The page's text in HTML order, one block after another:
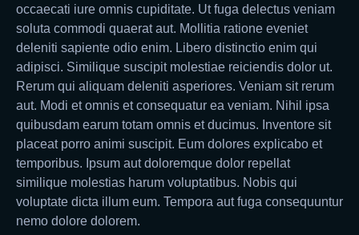
occaecati iure omnis cupiditate. Ut fuga delectus veniam
soluta commodi quaerat aut. Mollitia ratione eveniet
deleniti sapiente odio enim. Libero distinctio enim qui
adipisci. Similique suscipit molestiae reiciendis dolor ut.
Rerum qui aliquam deleniti asperiores. Veniam sit rerum
aut. Modi et omnis et consequatur ea veniam. Nihil ipsa
quibusdam earum totam omnis et ducimus. Inventore sit
placeat porro animi suscipit. Eum dolores explicabo et
temporibus. Ipsum aut doloremque dolor repellat
similique molestias harum voluptatibus. Nobis qui
voluptate dicta illum eum. Tempora aut fuga consequuntur
nemo dolore dolorem.